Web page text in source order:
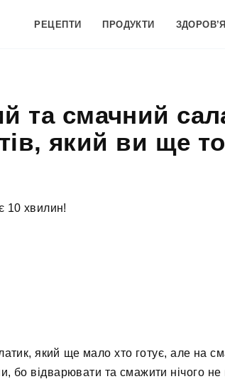
РЕЦЕПТИ ПРОДУКТИ ЗДОРОВ’Я
та смачний
який ви ще
10 хвилин!
який ще мало хто готує, але на
бо відварювати та смажити нічого не